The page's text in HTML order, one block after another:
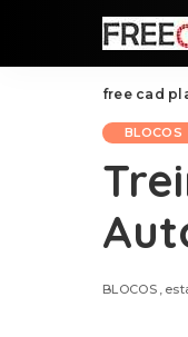
free cad
BLOCOS
BLOCOS